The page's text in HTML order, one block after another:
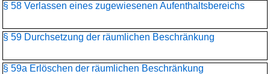
§ 58 Verlassen eines zugewiesenen Aufenthaltsbereichs
§ 59 Durchsetzung der räumlichen Beschränkung
§ 59a Erlöschen der räumlichen Beschränkung